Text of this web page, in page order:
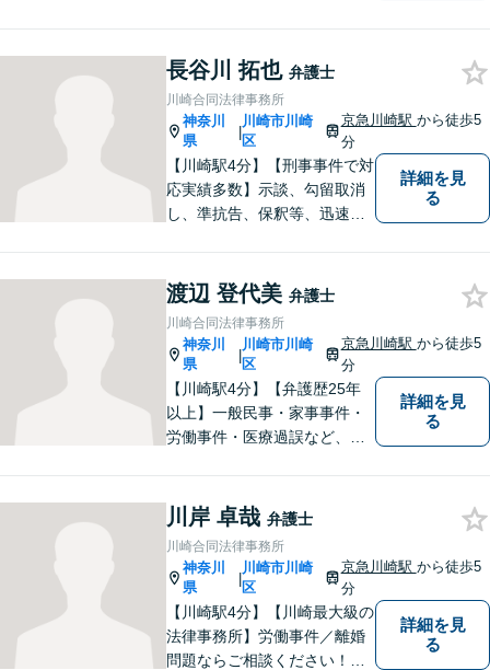
婚問題は、財産分与や慰謝料
請求に強みあり。そのほか、
交通事故・借金・企業法務に
も幅広く対応【当日・休日・
夜間相談可】
長谷川 拓也 弁護士
川崎合同法律事務所
神奈川
県
|
川崎市川崎
区
京急川崎駅 から徒歩5
分
【川崎駅4分】【刑事事件で対
応実績多数】示談、勾留取消
し、準抗告、保釈等、迅速な
速な対応が求められる場合に
は、複数名の弁護士で対応い
たします。まずはお気軽にご
相談を！
詳細を見
る
渡辺 登代美 弁護士
川崎合同法律事務所
神奈川
県
|
川崎市川崎
区
京急川崎駅 から徒歩5
分
【川崎駅4分】【弁護歴25年
以上】一般民事・家事事件・
労働事件・医療過誤など、幅
お話できる弁護士です。どの
ような事案・相手であって
も、正当な権利の主張に努め
ます。ご相談お待ちしていま
す！
詳細を見
る
川岸 卓哉 弁護士
川崎合同法律事務所
神奈川
県
|
川崎市川崎
区
京急川崎駅 から徒歩5
分
【川崎駅4分】【川崎最大級の
法律事務所】労働事件／離婚
問題ならご相談ください！労
詳細を見
る